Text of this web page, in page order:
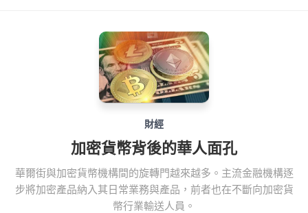
財經
加密貨幣背後的華人面孔
華爾街與加密貨幣機構間的旋轉門越來越多。主流金融機構逐
步將加密產品納入其日常業務與產品，前者也在不斷向加密貨
幣行業輸送人員。